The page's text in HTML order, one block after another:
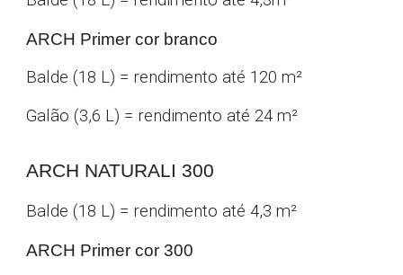
ARCH Primer cor branco
Balde (18 L) = rendimento até 120 m²
Galão (3,6 L) = rendimento até 24 m²
ARCH NATURALI 300
Balde (18 L) = rendimento até 4,3 m²
ARCH Primer cor300